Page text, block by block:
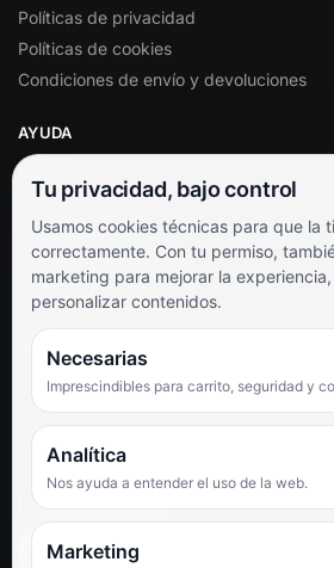
Políticas de privacidad
Políticas de cookies
Condiciones de envío y devoluciones
AYUDA
Soporte al cliente
Contacto
Términos y condiciones
Preguntas frecuentes
SÍGUENOS
Facebook
TikTok
PUNTUACIÓN DE 4,6 SOBRE 5 EN
Tu privacidad, bajo control
Usamos cookies técnicas para que la
correctamente. Con tu permiso,
marketing para mejorar la
personalizar contenidos.
Necesarias
Imprescindibles para carrito, seguridad y
Analítica
Nos ayuda a entender el uso de la web.
Marketing